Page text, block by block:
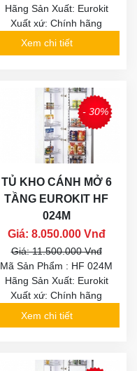
Hãng Sản Xuất: Eurokit
Xuất xứ: Chính hãng
Xem chi tiết
- 30%
TỦ KHO CÁNH MỞ 6
TẦNG EUROKIT HF
024M
Giá: 8.050.000 Vnđ
Giá: 11.500.000 Vnđ
Mã Sản Phẩm : HF 024M
Hãng Sản Xuất: Eurokit
Xuất xứ: Chính hãng
Xem chi tiết